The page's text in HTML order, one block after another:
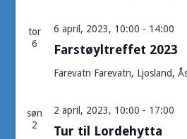
tor
6
Farstøyltreffet 2023
6 april, 2023, 10:00 - 14:00
Farevatn Farevatn, Ljosland,
søn
2
Tur til Lordehytta
2 april, 2023, 10:00 - 17:00